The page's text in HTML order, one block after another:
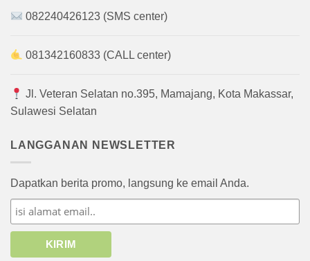
082240426123 (SMS center)
081342160833 (CALL center)
Jl. Veteran Selatan no.395, Mamajang, Kota Makassar,
Sulawesi Selatan
LANGGANAN NEWSLETTER
Dapatkan berita promo, langsung ke email Anda.